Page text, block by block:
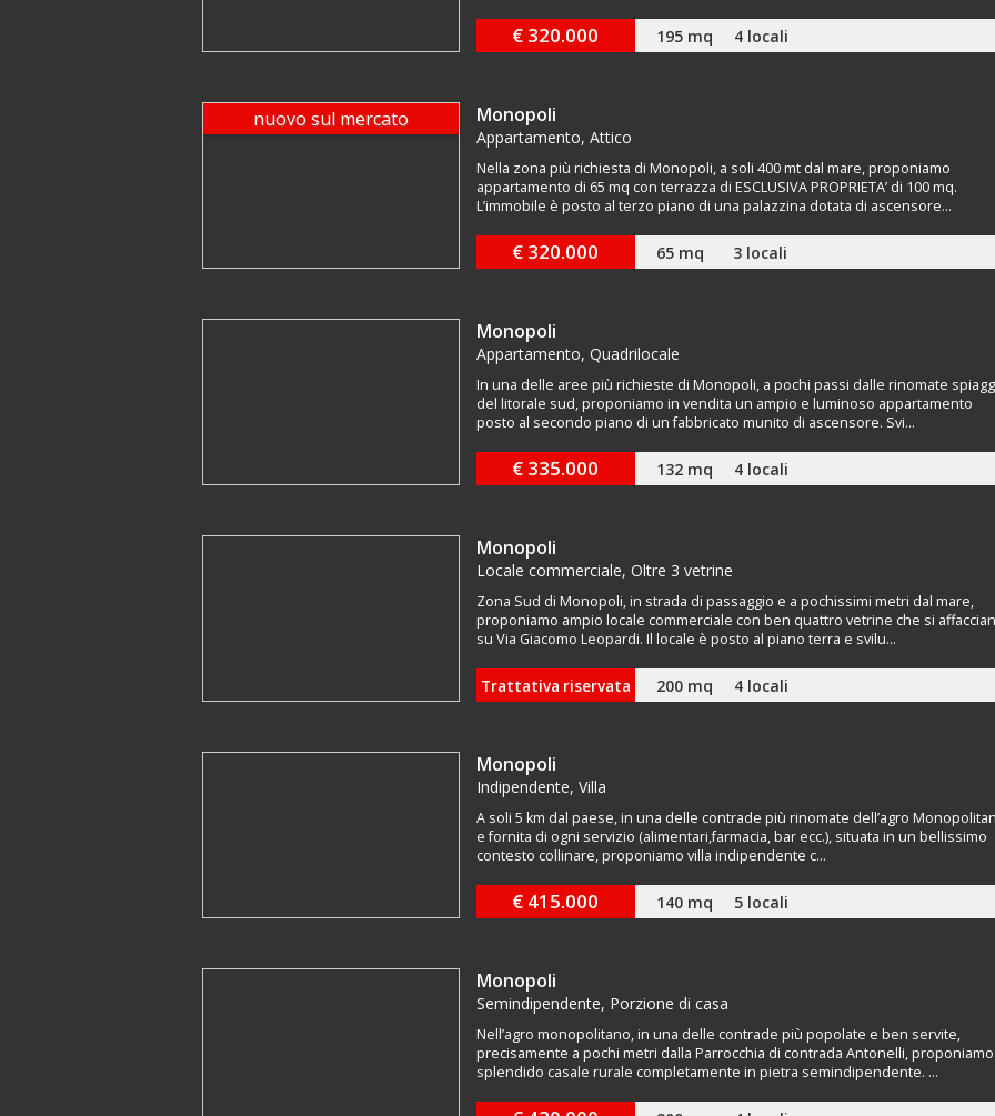
€ 320.000 195 mq 4 locali
nuovo sul mercato Monopoli
Appartamento, Attico
Nella zona più richiesta di Monopoli, a soli 400 mt dal mare, proponiamo
appartamento di 65 mq con terrazza di ESCLUSIVA PROPRIETA’ di 100 mq.
L’immobile è posto al terzo piano di una palazzina dotata di ascensore...
€ 320.000 65 mq 3 locali
Monopoli
Appartamento, Quadrilocale
In una delle aree più richieste di Monopoli, a pochi passi dalle rinomate
del litorale sud, proponiamo in vendita un ampio e luminoso appartamento
posto al secondo piano di un fabbricato munito di ascensore. Svi...
€ 335.000 132 mq 4 locali
Monopoli
Locale commerciale, Oltre 3 vetrine
Zona Sud di Monopoli, in strada di passaggio e a pochissimi metri dal mare,
proponiamo ampio locale commerciale con ben quattro vetrine che si
su Via Giacomo Leopardi. Il locale è posto al piano terra e svilu...
Trattativa riservata 200 mq 4 locali
Monopoli
Indipendente, Villa
A soli 5 km dal paese, in una delle contrade più rinomate dell’agro
e fornita di ogni servizio (alimentari,farmacia, bar ecc.), situata in un bellissimo
contesto collinare, proponiamo villa indipendente c...
€ 415.000 140 mq 5 locali
Monopoli
Semindipendente, Porzione di casa
Nell’agro monopolitano, in una delle contrade più popolate e ben servite,
precisamente a pochi metri dalla Parrocchia di contrada Antonelli, proponiamo
splendido casale rurale completamente in pietra semindipendente. ...